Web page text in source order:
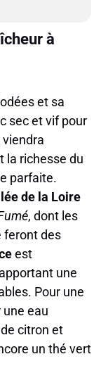
à
et sa
sec et vif pour
viendra
la richesse du
parfaite.
de la Loire
, dont les
feront des
est
une
Pour une
eau
citron et
un thé vert